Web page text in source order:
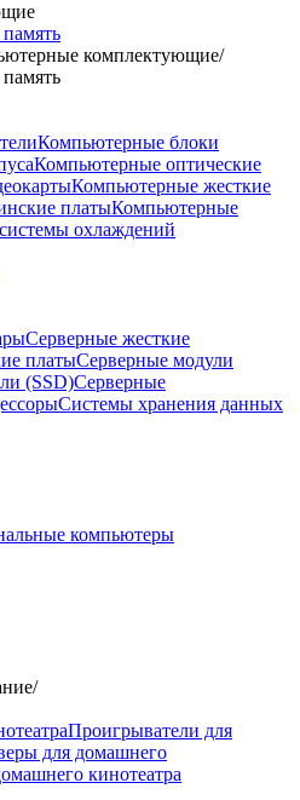
комплектующие/
Компьютерные блоки
Компьютерные оптические
Компьютерные жесткие
платыКомпьютерные
охлаждений
Серверные жесткие
платыСерверные модули
(SSD)Серверные
Системы хранения данных
компьютеры
/
Проигрыватели для
для домашнего
кинотеатра